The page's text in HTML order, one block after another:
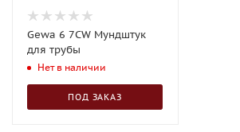
Gewa 6 7CW Мундштук
для трубы
Нет в наличии
ПОД ЗАКАЗ